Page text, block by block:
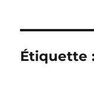
Étiquette